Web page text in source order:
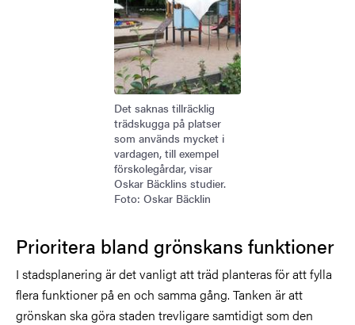
Det saknas tillräcklig
trädskugga på platser
som används mycket i
vardagen, till exempel
förskolegårdar, visar
Oskar Bäcklins studier.
Foto: Oskar Bäcklin
Prioritera bland grönskans funktioner
I stadsplanering är det vanligt att träd planteras för att fylla
flera funktioner på en och samma gång. Tanken är att
grönskan ska göra staden trevligare samtidigt som den